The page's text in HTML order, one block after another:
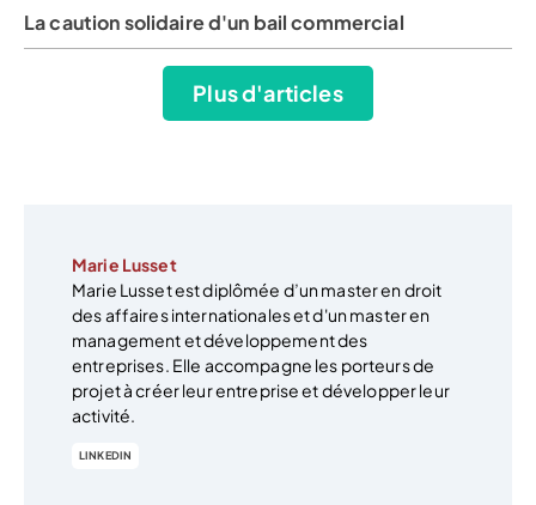
La caution solidaire d'un bail commercial
Plus d'articles
Marie Lusset
Marie Lusset est diplômée d’un master en droit
des affaires internationales et d'un master en
management et développement des
entreprises. Elle accompagne les porteurs de
projet à créer leur entreprise et développer leur
activité.
LINKEDIN